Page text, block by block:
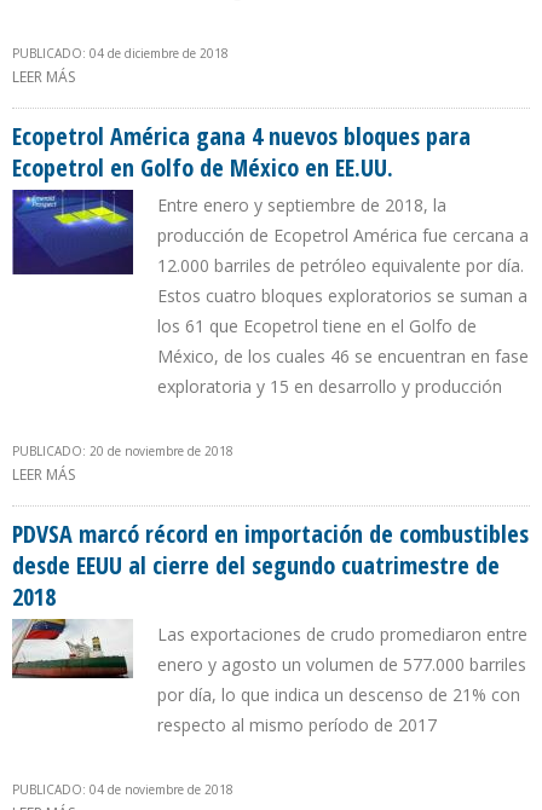
PUBLICADO: 04 de diciembre de 2018
LEER MÁS
ENERGÍA Y LOGÍSTICA
Ecopetrol América gana 4 nuevos bloques para
Ecopetrol en Golfo de México en EE.UU.
Entre enero y septiembre de 2018, la
producción de Ecopetrol América fue cercana a
12.000 barriles de petróleo equivalente por día.
Estos cuatro bloques exploratorios se suman a
los 61 que Ecopetrol tiene en el Golfo de
México, de los cuales 46 se encuentran en fase
exploratoria y 15 en desarrollo y producción
PUBLICADO: 20 de noviembre de 2018
LEER MÁS
PDVSA marcó récord en importación de combustibles
desde EEUU al cierre del segundo cuatrimestre de
2018
Las exportaciones de crudo promediaron entre
enero y agosto un volumen de 577.000 barriles
por día, lo que indica un descenso de 21% con
respecto al mismo período de 2017
PUBLICADO: 04 de noviembre de 2018